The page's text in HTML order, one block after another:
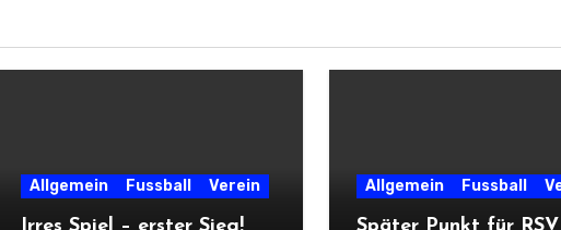
Allgemein Fussball Verein Allgemein Fussball